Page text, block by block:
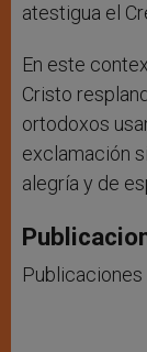
atestigua el
En este
Cristo
ortodoxos
exclamación
alegría y de
Publicaciones